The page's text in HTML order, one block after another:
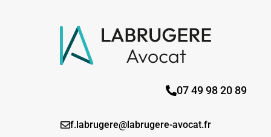
07 49 98 20 89
f.labrugere@labrugere-avocat.fr